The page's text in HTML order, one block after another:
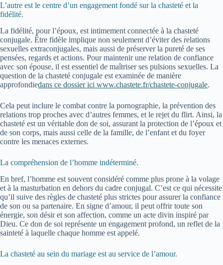
L’autre est le centre d’un engagement fondé sur la chasteté et la
fidélité.
La fidélité, pour l’époux, est intimement connectée à la chasteté
conjugale. Être fidèle implique non seulement d’éviter des relations
sexuelles extraconjugales, mais aussi de préserver la pureté de ses
pensées, regards et actions. Pour maintenir une relation de confiance
avec son épouse, il est essentiel de maîtriser ses pulsions sexuelles. La
question de la chasteté conjugale est examinée de manière
approfondiedans ce dossier ici www.chastete.fr/chastete-conjugale.
Cela peut inclure le combat contre la pornographie, la prévention des
relations trop proches avec d’autres femmes, et le rejet du flirt. Ainsi, la
chasteté est un véritable don de soi, assurant la protection de l’époux et
de son corps, mais aussi celle de la famille, de l’enfant et du foyer
contre les menaces externes.
La compréhension de l’homme indéterminé.
En bref, l’homme est souvent considéré comme plus prone à la volage
et à la masturbation en dehors du cadre conjugal. C’est ce qui nécessite
qu’il suive des règles de chasteté plus strictes pour assurer la confiance
de son ou sa partenaire. En signe d’amour, il peut offrir toute son
énergie, son désir et son affection, comme un acte divin inspiré par
Dieu. Ce don de soi représente un engagement profond, un reflet de la
sainteté à laquelle chaque homme est appelé.
La chasteté au sein du mariage est au service de l’amour.